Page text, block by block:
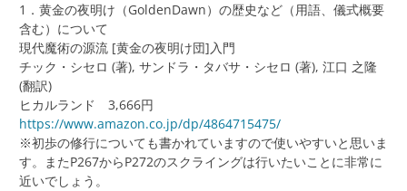
1．黄金の夜明け（GoldenDawn）の歴史など（用語、儀式概要
含む）について
現代魔術の源流 [黄金の夜明け団]入門
チック・シセロ (著), サンドラ・タバサ・シセロ (著), 江口 之隆
(翻訳)
ヒカルランド 3,666円
https://www.amazon.co.jp/dp/4864715475/
※初歩の修行についても書かれていますので使いやすいと思いま
す。またP267からP272のスクライングは行いたいことに非常に
近いでしょう。